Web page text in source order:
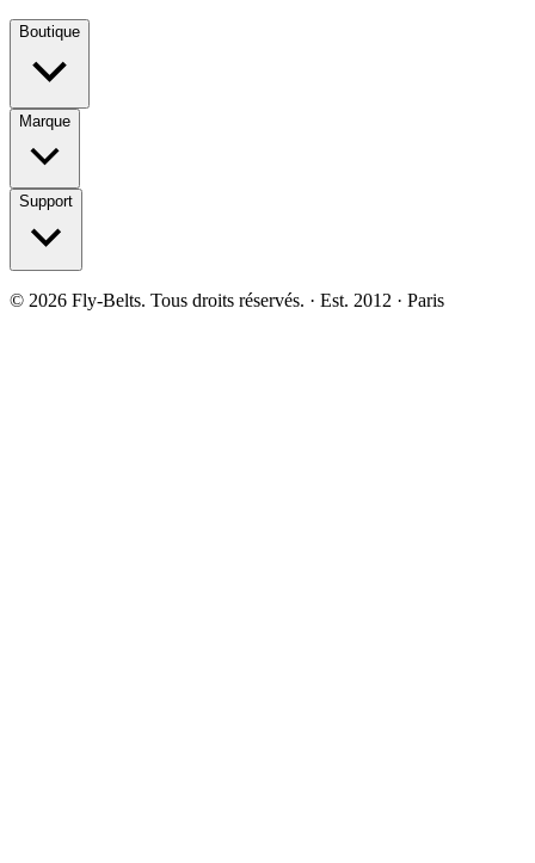
Boutique
Marque
Support
© 2026 Fly-Belts. Tous droits réservés. · Est. 2012 · Paris